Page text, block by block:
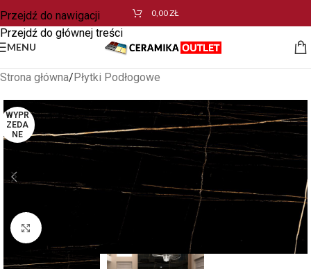
Przejdź do nawigacji
Przejdź do głównej treści
0,00ZŁ
MENU
Strona główna/Płytki Podłogowe
WYPR
ZEDA
NE
Kliknij aby powiększyć